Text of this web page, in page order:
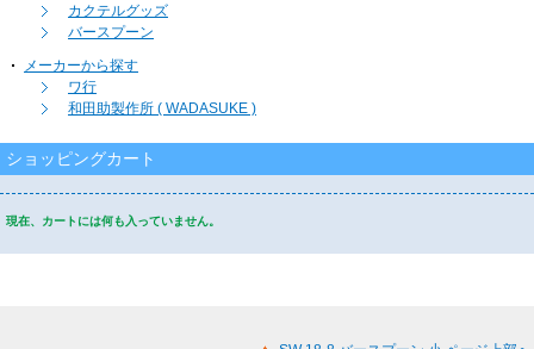
カクテルグッズ
バースプーン
メーカーから探す
ワ行
和田助製作所 ( WADASUKE )
ショッピングカート
現在、カートには何も入っていません。